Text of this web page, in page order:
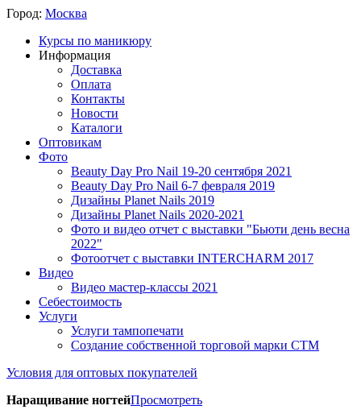
Город: Москва
Курсы по маникюру
Информация
Доставка
Оплата
Контакты
Новости
Каталоги
Оптовикам
Фото
Beauty Day Pro Nail 19-20 сентября 2021
Beauty Day Pro Nail 6-7 февраля 2019
Дизайны Planet Nails 2019
Дизайны Planet Nails 2020-2021
Фото и видео отчет с выставки "Бьюти день весна
2022"
Фотоотчет с выставки INTERCHARM 2017
Видео
Видео мастер-классы 2021
Себестоимость
Услуги
Услуги тампопечати
Создание собственной торговой марки СТМ
Условия для оптовых покупателей
Наращивание ногтейПросмотреть